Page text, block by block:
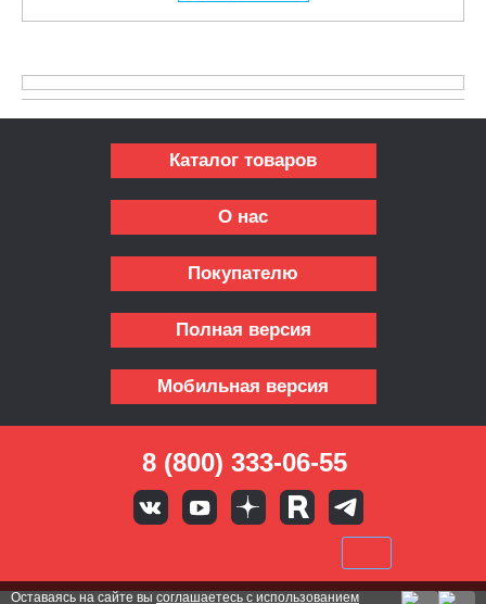
Каталог товаров
О нас
Покупателю
Полная версия
Мобильная версия
8 (800) 333-06-55
Оставаясь на сайте вы соглашаетесь с использованием